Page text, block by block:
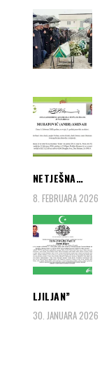
NETJEŠNA…
8. FEBRUARA 2026
LJILJAN”
30. JANUARA 2026